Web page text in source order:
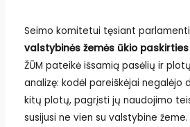
Seimo komitetui tęsiant
valstybinės žemės ūkio paskirties
ŽŪM pateikė išsamią pasėlių ir
analizę: kodėl pareiškėjai negalėjo
kitų plotų, pagrįsti jų naudojimo
susijusi ne vien su valstybine